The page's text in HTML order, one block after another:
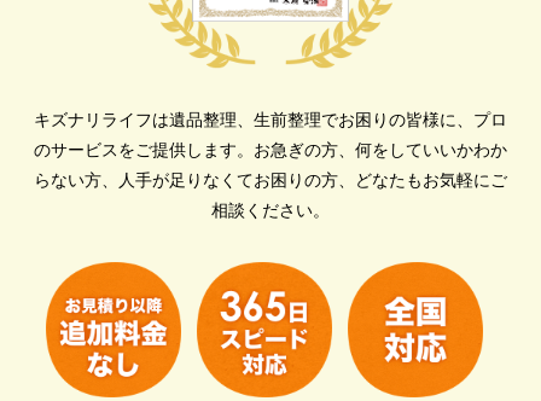
キズナリライフは遺品整理、生前整理でお困りの皆様に、プロ
のサービスをご提供します。 お急ぎの方、何をしていいかわか
らない方、人手が足りなくてお困りの方、どなたもお気軽にご
相談ください。